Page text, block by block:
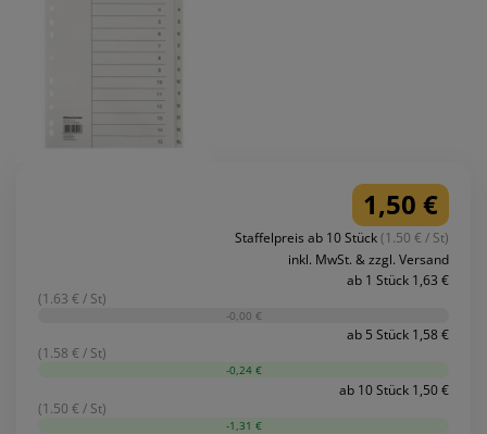
1,50 €
Staffelpreis ab 10 Stück(1.50 € / St)
inkl. MwSt. & zzgl. Versand
ab 1 Stück 1,63 €
(1.63 € / St)
-0,00 €
ab 5 Stück 1,58 €
(1.58 € / St)
-0,24 €
ab 10 Stück 1,50 €
(1.50 € / St)
-1,31 €